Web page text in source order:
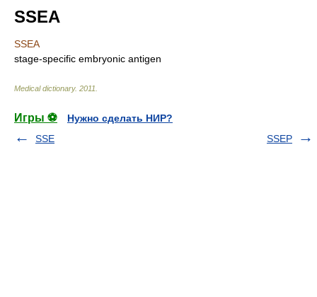
SSEA
SSEA
stage-specific embryonic antigen
Medical dictionary. 2011
Игры ⚽
Нужно сделать НИР?
SSE
SSEP